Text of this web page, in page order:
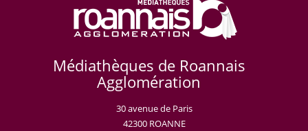
Médiathèques de Roannais
Agglomération
30 avenue de Paris
42300 ROANNE